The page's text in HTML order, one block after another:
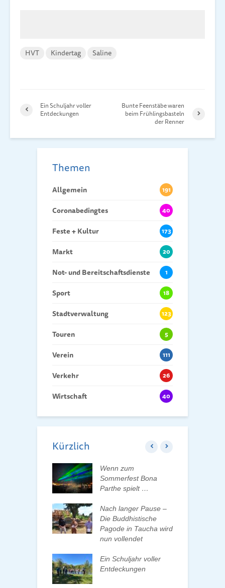
HVT Kindertag Saline
Ein Schuljahr voller
Entdeckungen
Bunte Feenstäbe waren
beim Frühlingsbasteln
der Renner
Themen
Allgemein 191
Coronabedingtes 40
Feste + Kultur 173
Markt 20
Not- und Bereitschaftsdienste 1
Sport 18
Stadtverwaltung 123
Touren 5
Verein 111
Verkehr 26
Wirtschaft 40
Kürzlich
Wenn zum
Sommerfest Bona
Parthe spielt …
Nach langer Pause –
Die Buddhistische
Pagode in Taucha wird
nun vollendet
Ein Schuljahr voller
Entdeckungen